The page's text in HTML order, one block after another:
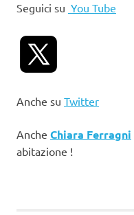
Seguici su You Tube
Anche su Twitter
Anche Chiara Ferragni
abitazione !